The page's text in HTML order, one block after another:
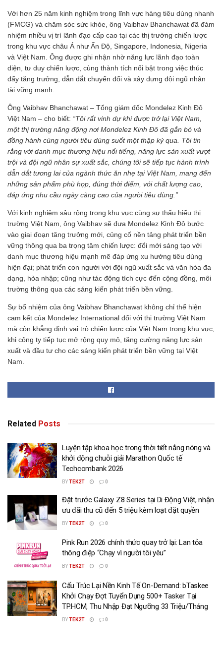
Với hơn 25 năm kinh nghiệm trong lĩnh vực hàng tiêu dùng nhanh
(FMCG) và chăm sóc sức khỏe, ông Vaibhav Bhanchawat đã đảm
nhiệm nhiều vị trí lãnh đạo cấp cao tại các thị trường chiến lược
trong khu vực châu Á như Ấn Độ, Singapore, Indonesia, Nigeria
và Việt Nam. Ông được ghi nhận nhờ năng lực lãnh đạo toàn
diện, tư duy chiến lược, cùng thành tích nổi bật trong việc thúc
đẩy tăng trưởng, dẫn dắt chuyển đổi và xây dựng đội ngũ nhân
tài vững mạnh.
Ông Vaibhav Bhanchawat – Tổng giám đốc Mondelez Kinh Đô
Việt Nam – cho biết: “Tôi rất vinh dự khi được trở lại Việt Nam,
một thị trường năng động nơi Mondelez Kinh Đô đã gắn bó và
đồng hành cùng người tiêu dùng suốt một thập kỷ qua. Tôi tin
rằng với danh mục thương hiệu nổi tiếng, năng lực sản xuất vượt
trội và đội ngũ nhân sự xuất sắc, chúng tôi sẽ tiếp tục hành trình
dẫn dắt tương lai của ngành thức ăn nhẹ tại Việt Nam, mang đến
những sản phẩm phù hợp, đúng thời điểm, với chất lượng cao,
đáp ứng nhu cầu ngày càng cao của người tiêu dùng.”
Với kinh nghiệm sâu rộng trong khu vực cùng sự thấu hiểu thị
trường Việt Nam, ông Vaibhav sẽ đưa Mondelez Kinh Đô bước
vào giai đoạn tăng trưởng mới, củng cố nền tảng phát triển bền
vững thông qua ba trọng tâm chiến lược: đổi mới sáng tạo với
danh mục thương hiệu mạnh mẽ đáp ứng xu hướng tiêu dùng
hiện đại; phát triển con người với đội ngũ xuất sắc và văn hóa đa
dạng, hòa nhập; cũng như tác động tích cực đến cộng đồng, môi
trường thông qua các sáng kiến phát triển bền vững.
Sự bổ nhiệm của ông Vaibhav Bhanchawat không chỉ thể hiện
cam kết của Mondelez International đối với thị trường Việt Nam
mà còn khẳng định vai trò chiến lược của Việt Nam trong khu vực,
khi công ty tiếp tục mở rộng quy mô, tăng cường năng lực sản
xuất và đầu tư cho các sáng kiến phát triển bền vững tại Việt
Nam.
Related Posts
Luyện tập khoa học trong thời tiết nắng nóng và
khởi động chuỗi giải Marathon Quốc tế
Techcombank 2026
BYTEK2T 0
Đặt trước Galaxy Z8 Series tại Di Động Việt, nhận
ưu đãi thu cũ đến 5 triệu kèm loạt đặt quyền
BYTEK2T 0
Pink Run 2026 chính thức quay trở lại: Lan tỏa
thông điệp “Chạy vì người tôi yêu”
BYTEK2T 0
Cấu Trúc Lại Nền Kinh Tế On-Demand: bTaskee
Khởi Chạy Đợt Tuyển Dụng 500+ Tasker Tại
TP.HCM, Thu Nhập Đạt Ngưỡng 33 Triệu/Tháng
BYTEK2T 0